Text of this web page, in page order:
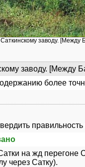
заводу. [Между
заводу. [Между
более
на жд перегоне
через Сатку).